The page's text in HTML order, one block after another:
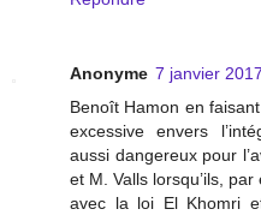
Anonyme 7 janvier
Benoît Hamon en
excessive envers
aussi dangereux pour
et M. Valls lorsqu’ils,
avec la loi El Khomri